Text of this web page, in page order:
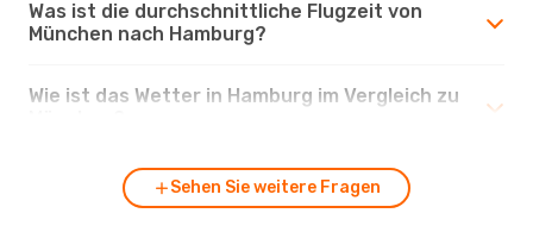
Was ist die durchschnittliche Flugzeit von
München nach Hamburg?
Wie ist das Wetter in Hamburg im Vergleich zu
Sehen Sie weitere Fragen